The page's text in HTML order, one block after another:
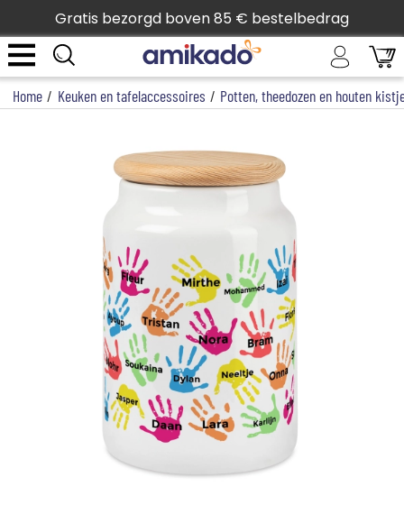
Gratis bezorgd boven 85 € bestelbedrag
Home / Keuken en tafelaccessoires / Potten, theedozen en houten